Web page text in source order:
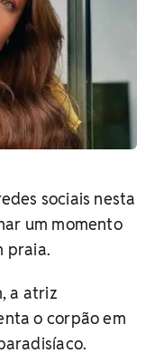
sociais nesta
um momento
praia.
a atriz
o corpão em